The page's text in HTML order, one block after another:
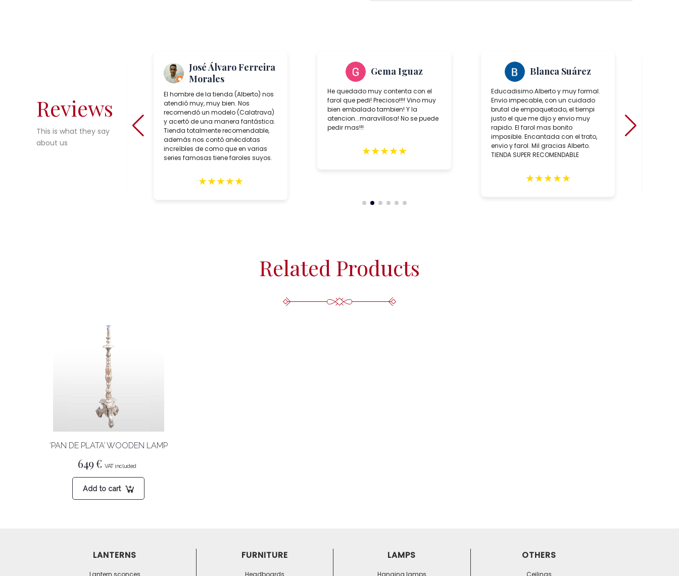
Reviews
This is what they say
about us
shop in Seville, Spain which sells
incredible choices of interesting,
crafted lighting. During our trip to
Seville in February, we purchased
José Álvaro Ferreira
Morales
El hombre de la tienda (Alberto) nos
atendió muy, muy bien. Nos
recomendó un modelo (Calatrava)
y acertó de una manera fantástica.
Tienda totalmente recomendable,
además nos contó anécdotas
increíbles de como que en varias
series famosas tiene faroles suyos.
★★★★★
Gema Iguaz
He quedado muy contenta con el
farol que pedi! Precioso!!!! Vino muy
bien embalado tambien! Y la
atencion...maravillosa! No se puede
pedir mas!!!
★★★★★
Blanca Suárez
Educadisimo.Alberto y muy formal.
Envio impecable, con un cuidado
brutal de empaquetado, el tiempi
justo el que me dijo y envio muy
rapido. El farol mas bonito
imposible. Encantada con el trato,
envio y farol. Mil gracias Alberto.
TIENDA SUPER RECOMENDABLE
★★★★★
Related Products
‘PAN DE PLATA’ WOODEN LAMP
649€
Add to cart
LANTERNS
Lantern sconces
FURNITURE
Headboards
LAMPS
Hanging lamps
OTHERS
Ceilings